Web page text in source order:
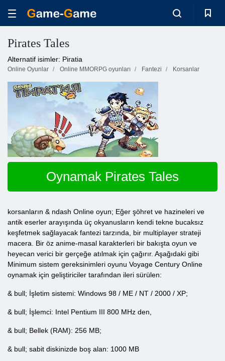
Pirates Tales
Alternatif isimler: Piratia
Online Oyunlar Online MMORPG oyunları Fantezi Korsanlar
Oynamak Pirates Tales
korsanların & ndash Online oyun; Eğer şöhret ve hazineleri ve
antik eserler arayışında üç okyanusların kendi tekne bucaksız
keşfetmek sağlayacak fantezi tarzında, bir multiplayer strateji
macera. Bir öz anime-masal karakterleri bir bakışta oyun ve
heyecan verici bir gerçeğe atılmak için çağırır. Aşağıdaki gibi
Minimum sistem gereksinimleri oyunu Voyage Century Online
oynamak için geliştiriciler tarafından ileri sürülen:
& bull; İşletim sistemi: Windows 98 / ME / NT / 2000 / XP;
& bull; İşlemci: Intel Pentium III 800 MHz den,
& bull; Bellek (RAM): 256 MB;
& bull; sabit diskinizde boş alan: 1000 MB